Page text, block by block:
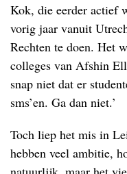
Kok, die eerder actief
vorig jaar vanuit
Rechten te doen. Het
colleges van Afshin
snap niet dat er
sms’en. Ga dan niet.’
Toch liep het mis in
hebben veel ambitie,